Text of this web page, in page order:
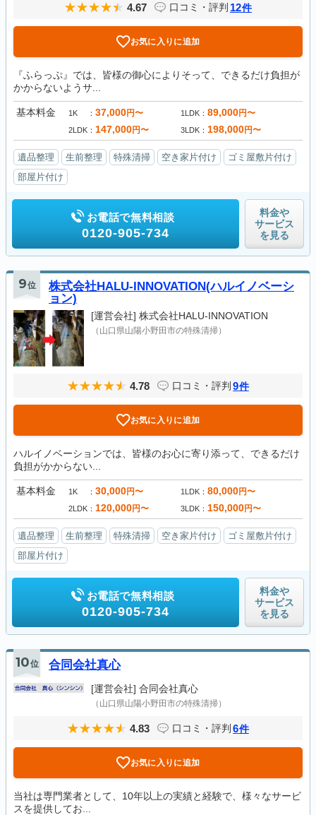
4.67 口コミ・評判 12件
お気に入りに追加
『ふらっぷ』では、皆様の御心によりそって、できるだけ負担が
かからないようサ...
基本料金 1K 37,000円〜 1LDK 89,000円〜
2LDK 147,000円〜 3LDK 198,000円〜
遺品整理 生前整理 特殊清掃 空き家片付け
ゴミ屋敷片付け
部屋片付け
お電話で無料相談
0120-905-734
料金や
サービス
を見る
9位
株式会社HALU-INNOVATION(ハルイノベーシ
ョン)
[運営会社] 株式会社HALU-INNOVATION
（山口県山陽小野田市の特殊清掃）
4.78 口コミ・評判 9件
お気に入りに追加
ハルイノベーションでは、皆様のお心に寄り添って、できるだけ
負担がかからない...
基本料金 1K 30,000円〜 1LDK 80,000円〜
2LDK 120,000円〜 3LDK 150,000円〜
遺品整理 生前整理 特殊清掃 空き家片付け
ゴミ屋敷片付け
部屋片付け
お電話で無料相談
0120-905-734
料金や
サービス
を見る
10位 合同会社真心
[運営会社] 合同会社真心
（山口県山陽小野田市の特殊清掃）
4.83 口コミ・評判 6件
お気に入りに追加
当社は専門業者として、10年以上の実績と経験で、様々なサービ
スを提供してお...